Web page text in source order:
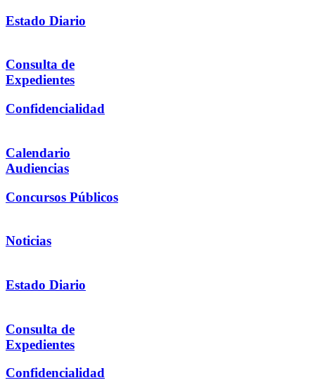
Estado Diario
Consulta de
Expedientes
Confidencialidad
Calendario
Audiencias
Concursos Públicos
Noticias
Estado Diario
Consulta de
Expedientes
Confidencialidad